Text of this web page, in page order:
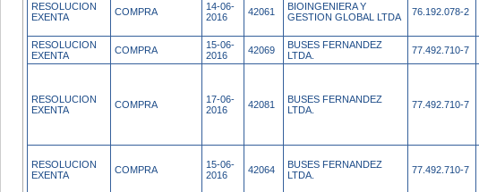
RESOLUCION
EXENTA
COMPRA
14-06-
2016
42061
BIOINGENIERA Y
GESTION GLOBAL LTDA
76.192.078-2
RESOLUCION
EXENTA
COMPRA
15-06-
2016
42069
BUSES FERNANDEZ
LTDA.
77.492.710-7
RESOLUCION
EXENTA
COMPRA
17-06-
2016
42081
BUSES FERNANDEZ
LTDA.
77.492.710-7
RESOLUCION
EXENTA
COMPRA
15-06-
2016
42064
BUSES FERNANDEZ
LTDA.
77.492.710-7